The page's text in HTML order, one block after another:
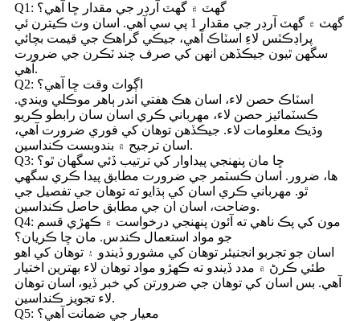
Q1: گهٽ ۾ گهٽ آرڊر جي مقدار ڇا آهي؟
گھٽ ۾ گھٽ آرڊر جي مقدار 1 پي سي آھي. اسان وٽ ڪيترن ئي
پراڊڪٽس لاءِ اسٽاڪ آهي، جيڪي گراهڪ جي قيمت بچائي
سگهن ٿيون جيڪڏهن انهن کي صرف چند ٽڪرن جي ضرورت
آهي.
Q2: اڳواٽ وقت ڇا آهي؟
اسٽاڪ حصن لاء، اسان هڪ هفتي اندر ٻاهر موڪلي ويندي.
ڪسٽمائيز حصن لاء، مهرباني ڪري اسان سان رابطو ڪريو
وڌيڪ معلومات لاء. جيڪڏهن توهان کي فوري ضرورت آهي،
اسان ترجيح ۾ بندوبست ڪنداسين.
Q3: ڇا مان پنهنجي پيداوار کي ترتيب ڏئي سگهان ٿو؟
ها، ضرور. اسان ڪسٽمر جي ضرورت مطابق پيدا ڪري سگهي
ٿو. مهرباني ڪري اسان کي ٻڌايو ته توهان جي تفصيل جي
وضاحت، اسان ان جي مطابق حاصل ڪنداسين.
Q4: مون کي پڪ ناهي ته آئون پنهنجي درخواست ۾ ڪهڙي قسم
جو مواد استعمال ڪندس. مان ڇا ڪريان؟
اسان جو تجربو انجنيئر توهان کي مشورو ڏيندو ۽ توهان کي اهو
طئي ڪرڻ ۾ مدد ڏيندو ته ڪهڙو مواد توهان لاء بهترين اختيار
آهي. بس اسان کي توهان جي ضرورتن کي خبر ڏيو، اسان توهان
لاء تجويز ڪنداسين.
Q5: معيار جي ضمانت آهي؟